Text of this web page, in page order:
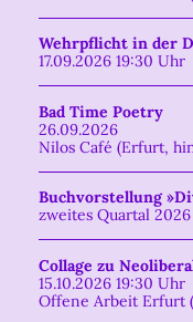
Wehrpflicht in der
17.09.2026 19:30 Uhr
Bad Time Poetry
26.09.2026
Nilos Café (Erfurt,
Buchvorstellung
zweites Quartal 2026
Collage zu
15.10.2026 19:30 Uhr
Offene Arbeit Erfurt